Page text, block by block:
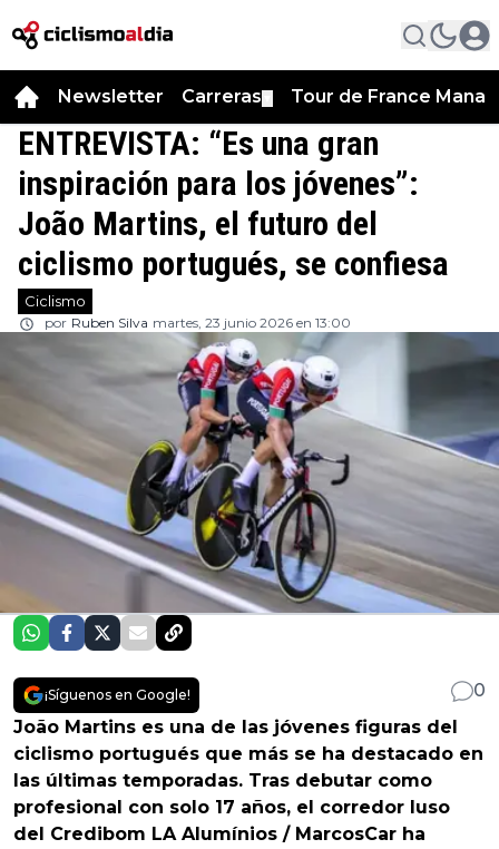
Newsletter Carreras Tour de France
ENTREVISTA: “Es una gran
inspiración para los jóvenes”:
João Martins, el futuro del
ciclismo portugués, se confiesa
Ciclismo
por Ruben Silva martes, 23 junio 2026 en 13:00
¡Síguenos en Google!
0
João Martins es una de las jóvenes figuras del
ciclismo portugués que más se ha destacado en
las últimas temporadas. Tras debutar como
profesional con solo 17 años, el corredor luso
del Credibom LA Alumínios / MarcosCar ha